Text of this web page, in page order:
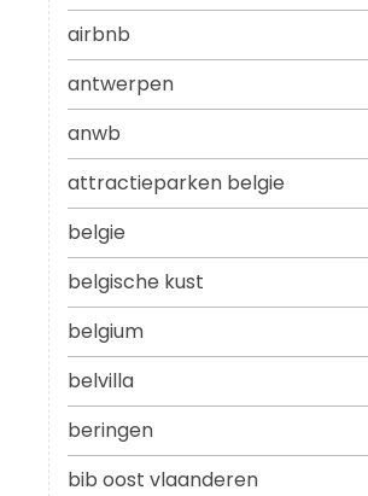
airbnb
antwerpen
anwb
attractieparken belgie
belgie
belgische kust
belgium
belvilla
beringen
bib oost vlaanderen